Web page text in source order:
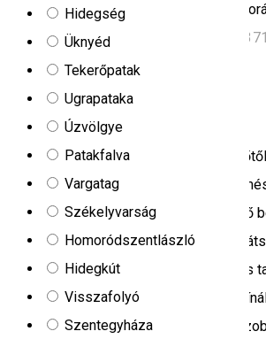
Hidegség
Üknyéd
Tekerőpatak
Ugrapataka
Úzvölgye
Patakfalva
Vargatag
Székelyvarság
Homoródszentlászló
Hidegkút
Visszafolyó
Szentegyháza
minőségi kiszolgálással várunk a
Comănești/Homoródkeményfalva
KempingSószoba
Magic Harghita Resort
A Magic Harghita Resort
északra, a környék egyik legszebb
található szállása, mely összesen 54 fő
alkalmas. Modern felszereltség és
a vendégeket. Csapatunk közel 20 éves
rendelkezik a vendéglátás területén.
négyszemélyes bungalót külön